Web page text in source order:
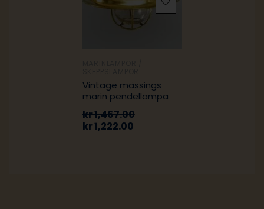
Vintage mässings
marin pendellampa
kr1,467.00
kr1,222.00